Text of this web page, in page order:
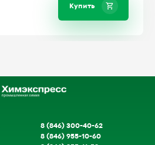
Купить
8 (846) 300-40-62
8 (846) 955-10-60